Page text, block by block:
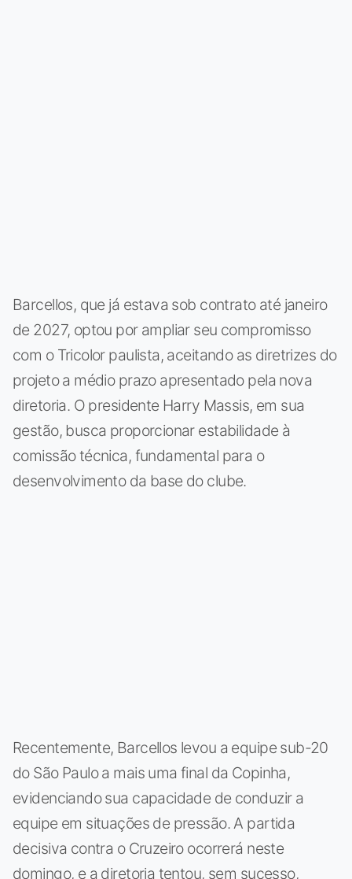
Barcellos, que já estava sob contrato até janeiro
de 2027, optou por ampliar seu compromisso
com o Tricolor paulista, aceitando as diretrizes do
projeto a médio prazo apresentado pela nova
diretoria. O presidente Harry Massis, em sua
gestão, busca proporcionar estabilidade à
comissão técnica, fundamental para o
desenvolvimento da base do clube.
Recentemente, Barcellos levou a equipe sub-20
do São Paulo a mais uma final da Copinha,
evidenciando sua capacidade de conduzir a
equipe em situações de pressão. A partida
decisiva contra o Cruzeiro ocorrerá neste
domingo, e a diretoria tentou, sem sucesso,